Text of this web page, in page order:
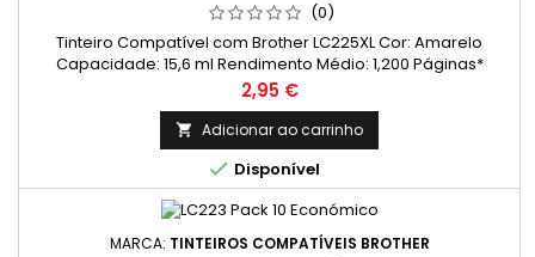
(0)
Tinteiro Compatível com Brother LC225XL Cor: Amarelo
Capacidade: 15,6 ml Rendimento Médio: 1,200 Páginas*
Preço
2,95 €
 Adicionar ao carrinho
 Disponível
MARCA: TINTEIROS COMPATÍVEIS BROTHER